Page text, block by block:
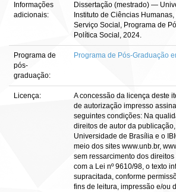
Informações
adicionais:
Dissertação (mestrado) —
Instituto de Ciências
Serviço Social, Programa de
Política Social, 2024.
Programa de
pós-
graduação:
Programa de Pós-Graduação
Licença:
A concessão da licença deste
de autorização impresso
seguintes condições: Na
direitos de autor da
Universidade de Brasília e o
meio dos sites www.unb.br,
sem ressarcimento dos
com a Lei nº 9610/98, o texto
supracitada, conforme
fins de leitura, impressão e/ou